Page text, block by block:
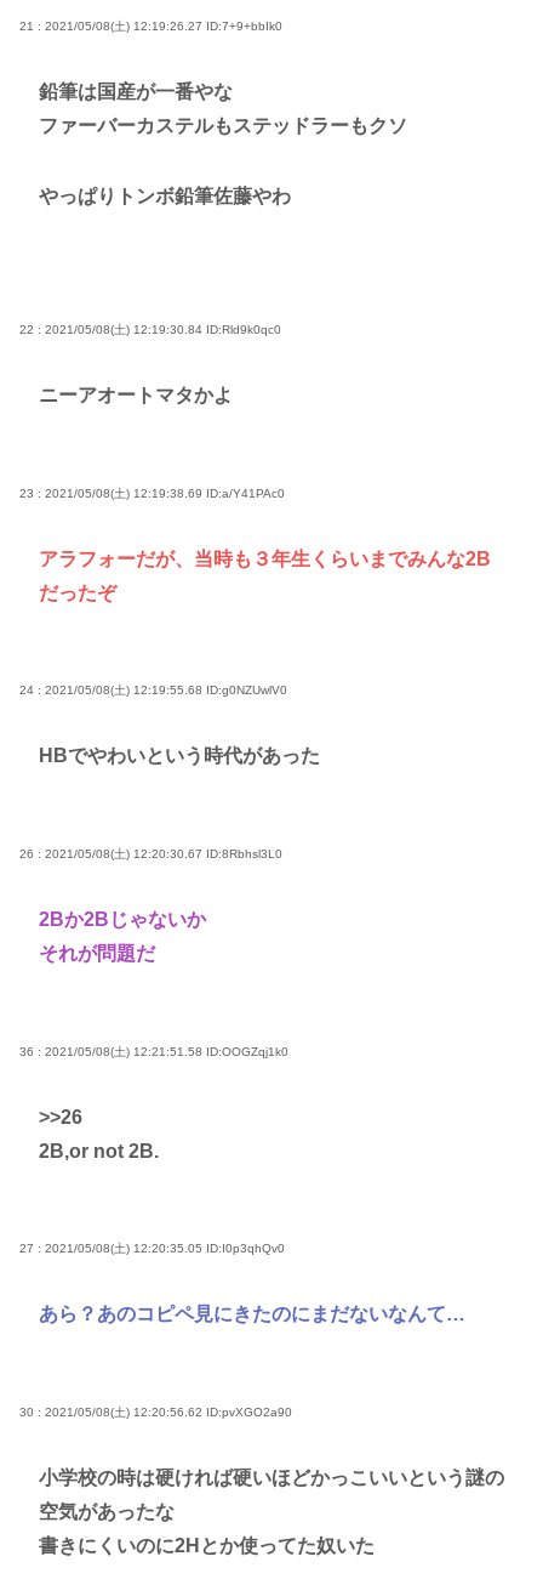
21 : 2021/05/08(土) 12:19:26.27 ID:7+9+bbIk0
鉛筆は国産が一番やな
ファーバーカステルもステッドラーもクソ
やっぱりトンボ鉛筆佐藤やわ
22 : 2021/05/08(土) 12:19:30.84 ID:Rld9k0qc0
ニーアオートマタかよ
23 : 2021/05/08(土) 12:19:38.69 ID:a/Y41PAc0
アラフォーだが、当時も３年生くらいまでみんな2B
だったぞ
24 : 2021/05/08(土) 12:19:55.68 ID:g0NZUwlV0
HBでやわいという時代があった
26 : 2021/05/08(土) 12:20:30.67 ID:8Rbhsl3L0
2Bか2Bじゃないか
それが問題だ
36 : 2021/05/08(土) 12:21:51.58 ID:OOGZqj1k0
>>26
2B,or not 2B.
27 : 2021/05/08(土) 12:20:35.05 ID:I0p3qhQv0
あら？あのコピペ見にきたのにまだないなんて…
30 : 2021/05/08(土) 12:20:56.62 ID:pvXGO2a90
小学校の時は硬ければ硬いほどかっこいいという謎の
空気があったな
書きにくいのに2Hとか使ってた奴いた